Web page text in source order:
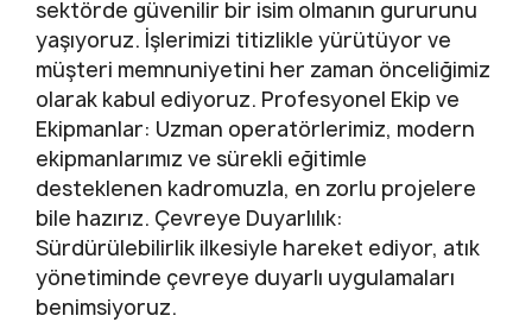
sektörde güvenilir bir isim olmanın gururunu
yaşıyoruz. İşlerimizi titizlikle yürütüyor ve
müşteri memnuniyetini her zaman önceliğimiz
olarak kabul ediyoruz. Profesyonel Ekip ve
Ekipmanlar: Uzman operatörlerimiz, modern
ekipmanlarımız ve sürekli eğitimle
desteklenen kadromuzla, en zorlu projelere
bile hazırız. Çevreye Duyarlılık:
Sürdürülebilirlik ilkesiyle hareket ediyor, atık
yönetiminde çevreye duyarlı uygulamaları
benimsiyoruz.